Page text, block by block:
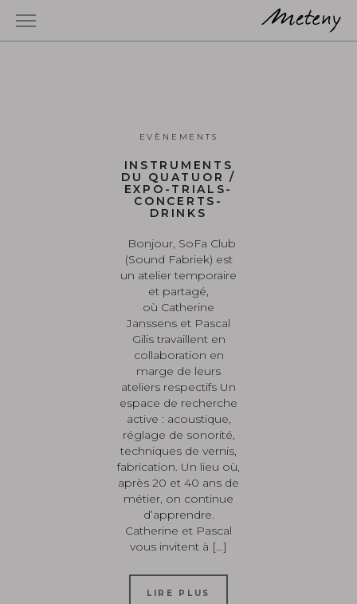
EVÈNEMENTS
INSTRUMENTS
DU QUATUOR /
EXPO-TRIALS-
CONCERTS-
DRINKS
Bonjour, SoFa Club
(Sound Fabriek) est
un atelier temporaire
et partagé,
où Catherine
Janssens et Pascal
Gilis travaillent en
collaboration en
marge de leurs
ateliers respectifs Un
espace de recherche
active : acoustique,
réglage de sonorité,
techniques de vernis,
fabrication. Un lieu où,
après 20 et 40 ans de
métier, on continue
d’apprendre.
Catherine et Pascal
vous invitent à […]
LIRE PLUS